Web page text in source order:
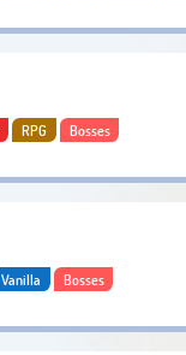
RPG Bosses
Vanilla Bosses